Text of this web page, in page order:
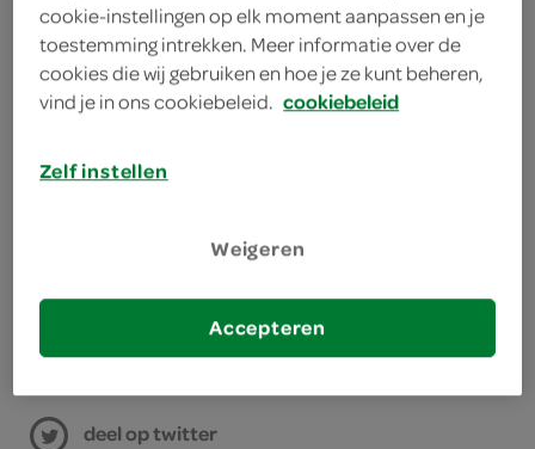
6 eetlepels olijfolie
2 peren
grillpan
bereiden
deel op twitter
cookie-instellingen op elk moment aanpassen en je
toestemming intrekken. Meer informatie over de
cookies die wij gebruiken en hoe je ze kunt beheren,
vind je in ons cookiebeleid. cookiebeleid
Zelf instellen
Weigeren
Accepteren